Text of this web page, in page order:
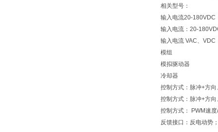
相关型号：
输入电流20-180VDC
输入电流：20-
输入电流 VAC、VDC
模组
模拟驱动器
冷却器
控制方式：脉冲+方
控制方式：脉冲+方
控制方式： PWM速
反馈接口：反电动势